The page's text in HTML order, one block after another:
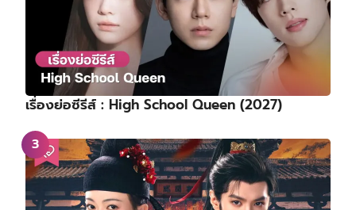
เรื่องย่อซีรีส์ : High School Queen (2027)